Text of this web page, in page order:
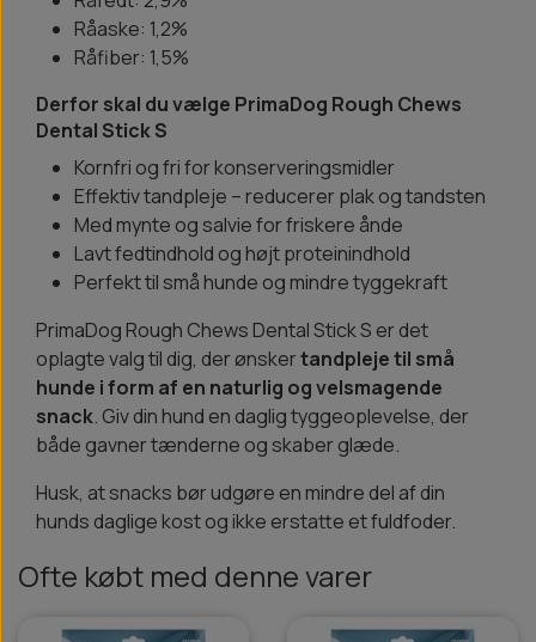
Råaske: 1,2%
Råfiber: 1,5%
Derfor skal du vælge PrimaDog Rough Chews
Dental Stick S
Kornfri og fri for konserveringsmidler
Effektiv tandpleje – reducerer plak og tandsten
Med mynte og salvie for friskere ånde
Lavt fedtindhold og højt proteinindhold
Perfekt til små hunde og mindre tyggekraft
PrimaDog Rough Chews Dental Stick S er det
oplagte valg til dig, der ønskertandpleje til små
hunde i form af en naturlig og velsmagende
snack. Giv din hund en daglig tyggeoplevelse, der
både gavner tænderne og skaber glæde.
Husk, at snacks bør udgøre en mindre del af din
hunds daglige kost og ikke erstatte et fuldfoder.
Ofte købt med denne varer